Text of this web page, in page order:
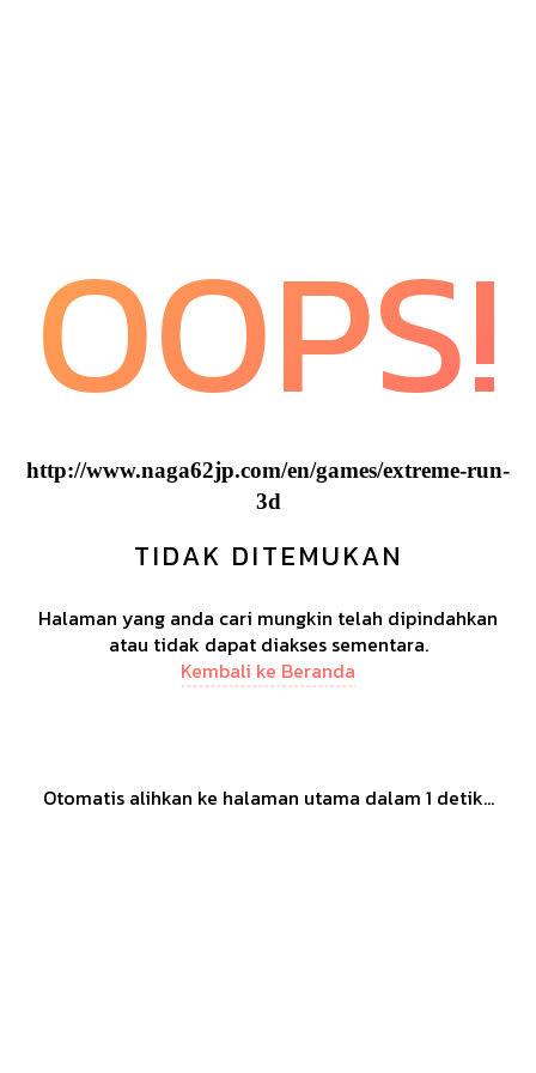
OOPS!
http://www.naga62jp.com/en/games/extreme-run-
3d
TIDAK DITEMUKAN
Halaman yang anda cari mungkin telah dipindahkan
atau tidak dapat diakses sementara.
Kembali ke Beranda
Otomatis alihkan ke halaman utama dalam 1 detik...